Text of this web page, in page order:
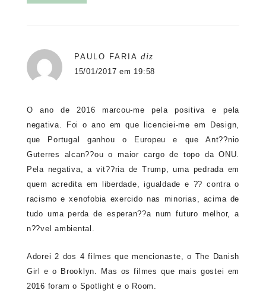
PAULO FARIA diz
15/01/2017 em 19:58
O ano de 2016 marcou-me pela positiva e pela
negativa. Foi o ano em que licenciei-me em Design,
que Portugal ganhou o Europeu e que Ant??nio
Guterres alcan??ou o maior cargo de topo da ONU.
Pela negativa, a vit??ria de Trump, uma pedrada em
quem acredita em liberdade, igualdade e ?? contra o
racismo e xenofobia exercido nas minorias, acima de
tudo uma perda de esperan??a num futuro melhor, a
n??vel ambiental.
Adorei 2 dos 4 filmes que mencionaste, o The Danish
Girl e o Brooklyn. Mas os filmes que mais gostei em
2016 foram o Spotlight e o Room.